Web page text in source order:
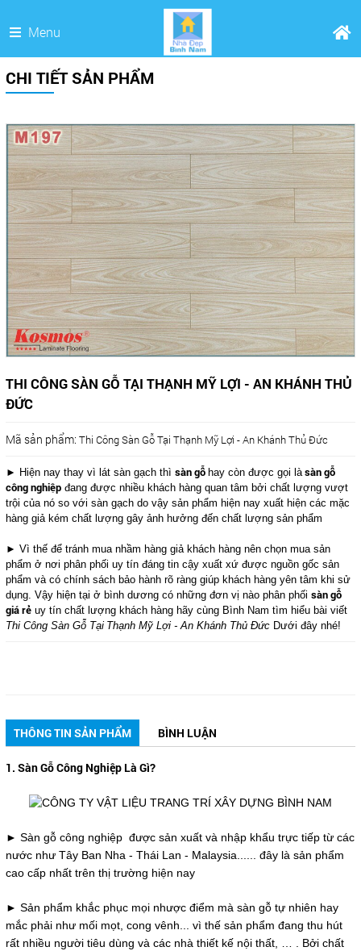
Menu
CHI TIẾT SẢN PHẨM
THI CÔNG SÀN GỖ TẠI THẠNH MỸ LỢI - AN KHÁNH THỦ
ĐỨC
Mã sản phẩm: Thi Công Sàn Gỗ Tại Thạnh Mỹ Lợi - An Khánh Thủ Đức
► Hiện nay thay vì lát sàn gạch thì sàn gỗ hay còn được gọi làsàn gỗ
công nghiệpđang được nhiều khách hàng quan tâm bởi chất lượng vượt
trội của nó so với sàn gạch do vậy sản phẩm hiện nay xuất hiện các mặc
hàng giả kém chất lượng gây ảnh hưởng đến chất lượng sản phẩm
► Vì thế để tránh mua nhầm hàng giả khách hàng nên chọn mua sản
phẩm ở nơi phân phối uy tín đáng tin cậy xuất xứ được nguồn gốc sản
phẩm và có chính sách bảo hành rõ ràng giúp khách hàng yên tâm khi sử
dụng. Vậy hiện tại ở bình dương có những đơn vị nào phân phối sàn gỗ
giá rẻuy tín chất lượng khách hàng hãy cùng Bình Nam tìm hiểu bài viết
Thi Công Sàn Gỗ Tại Thạnh Mỹ Lợi - An Khánh Thủ ĐứcDưới đây nhé!
THÔNG TIN SẢN PHẨM BÌNH LUẬN
1. Sàn Gỗ Công Nghiệp Là Gì?
► Sàn gỗ công nghiệp được sản xuất và nhập khẩu trực tiếp từ các
nước như Tây Ban Nha - Thái Lan - Malaysia...... đây là sản phẩm
cao cấp nhất trên thị trường hiện nay
► Sản phẩm khắc phục mọi nhược điểm mà sàn gỗ tự nhiên hay
mắc phải như mối mọt, cong vênh... vì thế sản phẩm đang thu hút
rất nhiều người tiêu dùng và các nhà thiết kế nội thất, … . Bởi chất